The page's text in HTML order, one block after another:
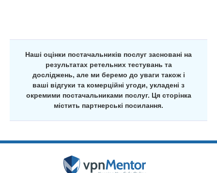
Наші оцінки постачальників послуг засновані на
результатах ретельних тестувань та
досліджень, але ми беремо до уваги також і
ваші відгуки та комерційні угоди, укладені з
окремими постачальниками послуг. Ця сторінка
містить партнерські посилання.